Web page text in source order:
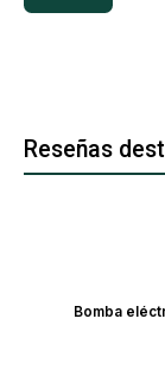
Reseñas
Bomba